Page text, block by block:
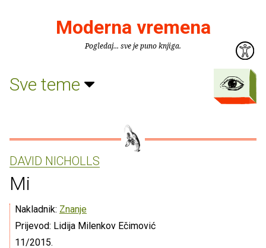
Moderna vremena
Pogledaj... sve je puno knjiga.
Sve teme
DAVID NICHOLLS
Mi
Nakladnik: Znanje
Prijevod: Lidija Milenkov Ečimović
11/2015.